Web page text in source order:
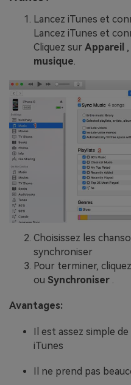
Lancez iTunes et
Lancez iTunes et
Cliquez sur Appareil
musique.
Choisissez les
synchroniser
Pour terminer,
ou Synchroniser .
Avantages:
Il est assez simple
iTunes
Il ne prend pas